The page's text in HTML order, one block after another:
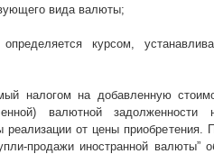
вида валюты;
курсом,
налогом на добавленную
валютной задолженности
от цены приобретения.
продажи иностранной валюты”